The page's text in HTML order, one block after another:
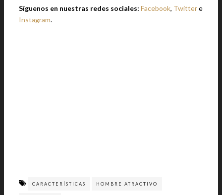
Síguenos en nuestras redes sociales: Facebook, Twittere
Instagram.
CARACTERÍSTICAS HOMBRE ATRACTIVO